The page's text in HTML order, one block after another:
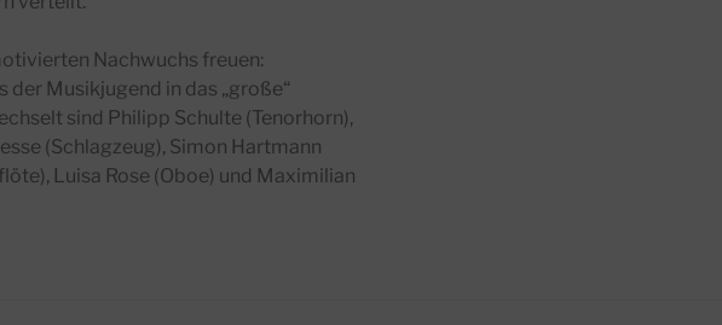
Nachwuchs freuen:
Musikjugend in das „große“
sind Philipp Schulte (Tenorhorn),
(Schlagzeug), Simon Hartmann
Luisa Rose (Oboe) und Maximilian